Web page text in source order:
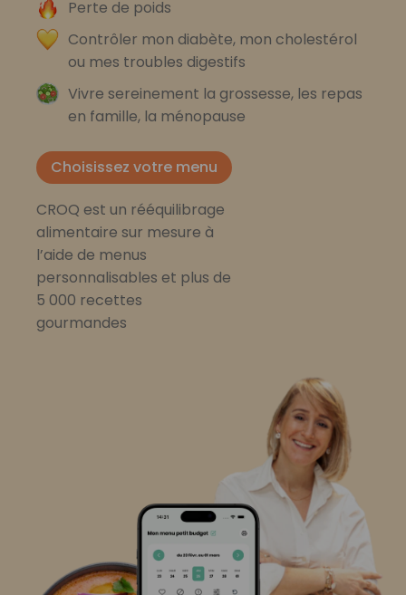
Perte de poids
Contrôler mon diabète, mon cholestérol
ou mes troubles digestifs
Vivre sereinement la grossesse, les repas
en famille, la ménopause
Choisissez votre menu
CROQ est un rééquilibrage
alimentaire sur mesure à
l’aide de menus
personnalisables et plus de
5 000 recettes
gourmandes